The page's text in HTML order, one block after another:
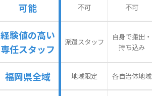
可能 不可 不可
経験値の高い
専任スタッフ
派遣スタッフ
自身で搬出・
持ち込み
福岡県全域 地域限定 各自治体地域